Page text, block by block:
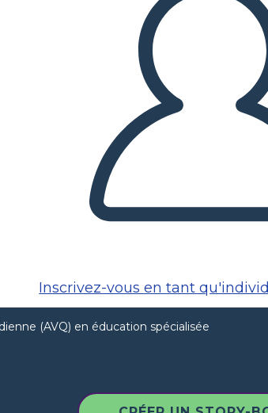
Inscrivez-vous en tant
(AVQ) en éducation spécialisée